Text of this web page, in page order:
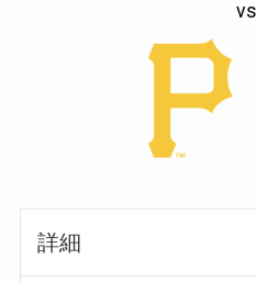
vs
詳細